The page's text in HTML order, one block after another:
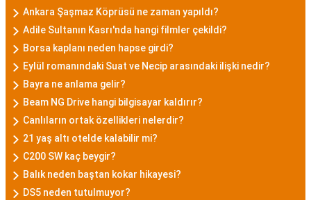
Ankara Şaşmaz Köprüsü ne zaman yapıldı?
Adile Sultanın Kasrı'nda hangi filmler çekildi?
Borsa kaplanı neden hapse girdi?
Eylül romanındaki Suat ve Necip arasındaki ilişki nedir?
Bayra ne anlama gelir?
Beam NG Drive hangi bilgisayar kaldırır?
Canlıların ortak özellikleri nelerdir?
21 yaş altı otelde kalabilir mi?
C200 SW kaç beygir?
Balık neden baştan kokar hikayesi?
DS5 neden tutulmuyor?